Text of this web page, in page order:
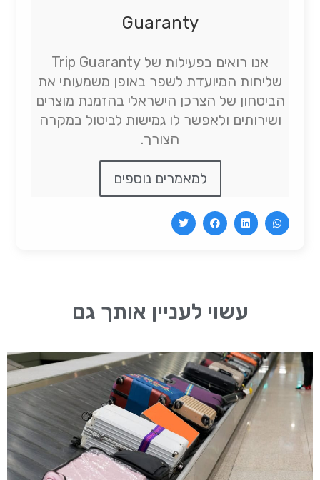
Guaranty
אנו רואים בפעילות של Trip Guaranty
שליחות המיועדת לשפר באופן משמעותי את
הביטחון של הצרכן הישראלי בהזמנת מוצרים
ושירותים ולאפשר לו גמישות לביטול במקרה
הצורך.
למאמרים נוספים
עשוי לעניין אותך גם